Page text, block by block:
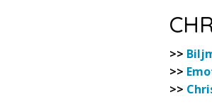
>>
>>
>>